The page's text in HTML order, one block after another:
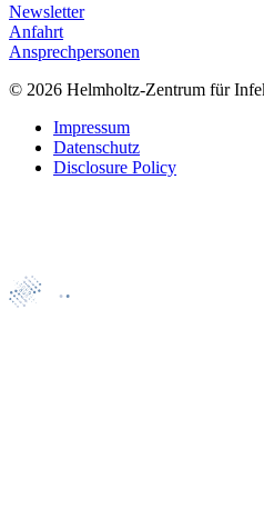
Newsletter
Anfahrt
Ansprechpersonen
© 2026 Helmholtz-Zentrum für
Impressum
Datenschutz
Disclosure Policy